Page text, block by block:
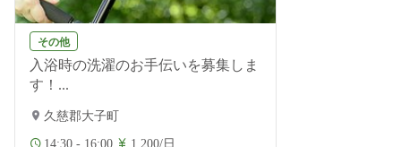
その他
入浴時の洗濯のお手伝いを募集しま
す！...
久慈郡大子町
14:30 - 16:00 1,200/日